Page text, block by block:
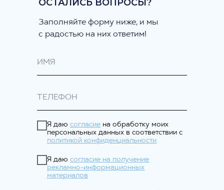
Заполняйте форму ниже, и мы
с радостью на них ответим!
ОСТАЛИСЬ ВОПРОСЫ?
Я даю согласие на обработку моих
персональных данных в соответствии с
политикой конфиденциальности
Я даю согласие на получение
рекламно-информационных
материалов